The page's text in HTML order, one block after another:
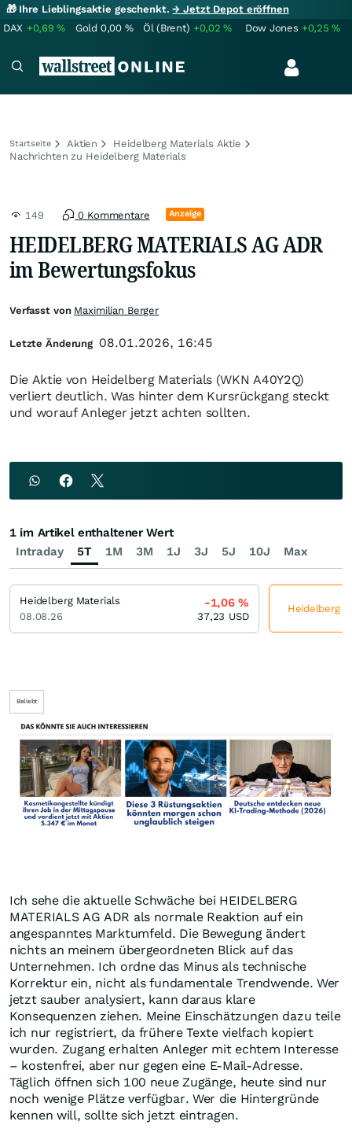
🎁 Ihre Lieblingsaktie geschenkt.→ Jetzt Depot eröffnen
DAX +0,69% Gold 0,00 % Öl (Brent) +0,02% Dow Jones +0,25%
Startseite Aktien
Heidelberg Materials Aktie
Nachrichten zu Heidelberg Materials
149 0 Kommentare Anzeige
HEIDELBERG MATERIALS AG ADR
im Bewertungsfokus
Die Aktie von Heidelberg Materials (WKN A40Y2Q)
verliert deutlich. Was hinter dem Kursrückgang steckt
und worauf Anleger jetzt achten sollten.
Beliebt
Ich sehe die aktuelle Schwäche bei HEIDELBERG
MATERIALS AG ADR als normale Reaktion auf ein
angespanntes Marktumfeld. Die Bewegung ändert
nichts an meinem übergeordneten Blick auf das
Unternehmen. Ich ordne das Minus als technische
Korrektur ein, nicht als fundamentale Trendwende. Wer
jetzt sauber analysiert, kann daraus klare
Konsequenzen ziehen. Meine Einschätzungen dazu teile
ich nur registriert, da frühere Texte vielfach kopiert
wurden. Zugang erhalten Anleger mit echtem Interesse
– kostenfrei, aber nur gegen eine E-Mail-Adresse.
Täglich öffnen sich 100 neue Zugänge, heute sind nur
noch wenige Plätze verfügbar. Wer die Hintergründe
kennen will, sollte sich jetzt eintragen.
Verfasst von Maximilian Berger
Letzte Änderung 08.01.2026, 16:45
Intraday 5T 1M 3M 1J 3J 5J 10J Max
1 im Artikel enthaltener Wert
Heidelberg Materials
08.08.26
-1,06%
37,23 USD
Heidelberg